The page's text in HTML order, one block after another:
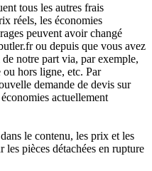
tous les autres frais
réels, les économies
peuvent avoir changé
ou depuis que vous avez
notre part via, par exemple,
ou hors ligne, etc. Par
demande de devis sur
actuellement
le contenu, les prix et les
pièces détachées en rupture